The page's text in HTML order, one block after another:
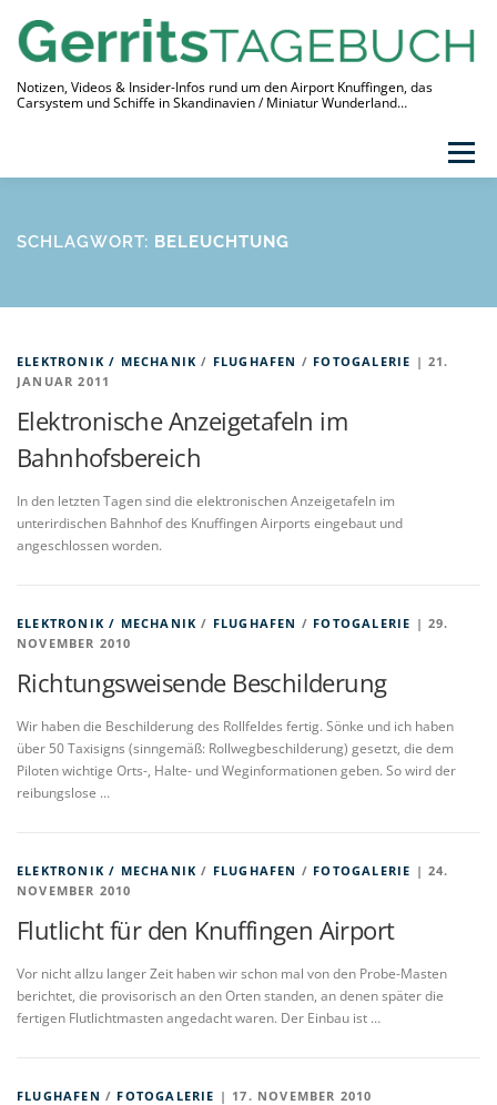
Inhalt
springen
Notizen, Videos & Insider-Infos rund um den Airport Knuffingen, das
Carsystem und Schiffe in Skandinavien / Miniatur Wunderland…
Menü
LINKS
SCHLAGWORT: BELEUCHTUNG
ELEKTRONIK / MECHANIK / FLUGHAFEN / FOTOGALERIE | 21.
JANUAR 2011
Elektronische Anzeigetafeln im
Bahnhofsbereich
In den letzten Tagen sind die elektronischen Anzeigetafeln im
unterirdischen Bahnhof des Knuffingen Airports eingebaut und
angeschlossen worden.
ELEKTRONIK / MECHANIK / FLUGHAFEN / FOTOGALERIE | 29.
NOVEMBER 2010
Richtungsweisende Beschilderung
Wir haben die Beschilderung des Rollfeldes fertig. Sönke und ich haben
über 50 Taxisigns (sinngemäß: Rollwegbeschilderung) gesetzt, die dem
Piloten wichtige Orts-, Halte- und Weginformationen geben. So wird der
reibungslose …
ELEKTRONIK / MECHANIK / FLUGHAFEN / FOTOGALERIE | 24.
NOVEMBER 2010
Flutlicht für den Knuffingen Airport
Vor nicht allzu langer Zeit haben wir schon mal von den Probe-Masten
berichtet, die provisorisch an den Orten standen, an denen später die
fertigen Flutlichtmasten angedacht waren. Der Einbau ist …
FLUGHAFEN / FOTOGALERIE | 17. NOVEMBER 2010